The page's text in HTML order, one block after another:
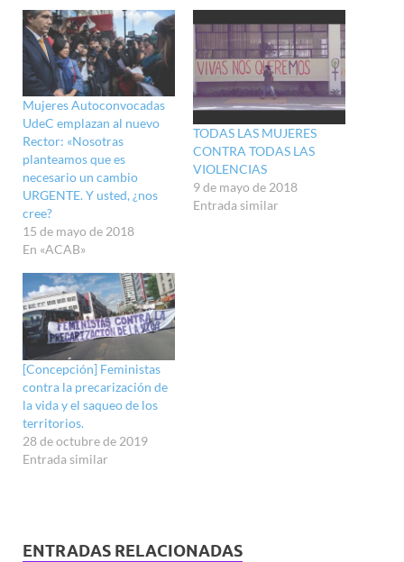
Mujeres Autoconvocadas
UdeC emplazan al nuevo
Rector: «Nosotras
planteamos que es
necesario un cambio
URGENTE. Y usted, ¿nos
cree?
15 de mayo de 2018
En «ACAB»
TODAS LAS MUJERES
CONTRA TODAS LAS
VIOLENCIAS
9 de mayo de 2018
Entrada similar
[Concepción] Feministas
contra la precarización de
la vida y el saqueo de los
territorios.
28 de octubre de 2019
Entrada similar
ENTRADAS RELACIONADAS